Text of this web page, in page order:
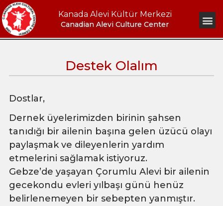
Kanada Alevi Kültür Merkezi
Canadian Alevi Culture Center
Destek Olalım
Dostlar,
Dernek üyelerimizden birinin şahsen
tanıdığı bir ailenin başına gelen üzücü olayı
paylaşmak ve dileyenlerin yardım
etmelerini sağlamak istiyoruz.
Gebze’de yaşayan Çorumlu Alevi bir ailenin
gecekondu evleri yılbaşı günü henüz
belirlenemeyen bir sebepten yanmıştır.